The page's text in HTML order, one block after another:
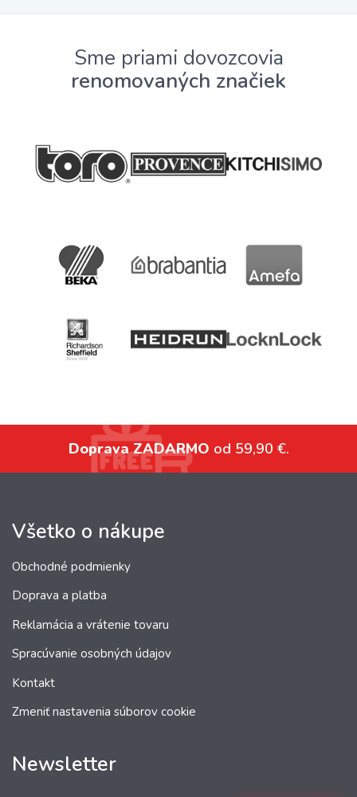
Sme priami dovozcovia
renomovaných značiek
Doprava ZADARMO od 59,90 €.
Všetko o nákupe
Obchodné podmienky
Doprava a platba
Reklamácia a vrátenie tovaru
Spracúvanie osobných údajov
Kontakt
Zmeniť nastavenia súborov cookie
Newsletter